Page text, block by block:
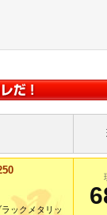
ックメタリッ